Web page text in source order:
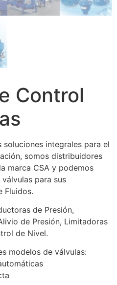
Control
soluciones integrales para el
somos distribuidores
marca CSA y podemos
para sus
Fluidos.
de Presión,
de Presión, Limitadoras
de Nivel.
modelos de válvulas: